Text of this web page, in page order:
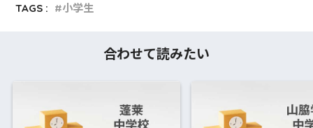
TAGS :
小学生
合わせて読みたい